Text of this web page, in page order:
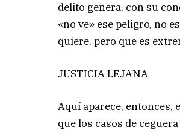
delito genera, con su
«no ve» ese peligro, no
quiere, pero que es
JUSTICIA LEJANA
Aquí aparece,
que los casos de